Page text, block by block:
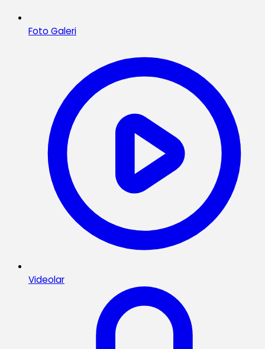
Foto Galeri
Videolar